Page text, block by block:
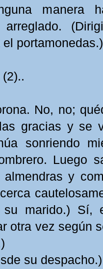
manera
No, no;
gracias y se
sonriendo
Luego
almendras y
su marido.) Sí,
otra vez según
su despacho.)